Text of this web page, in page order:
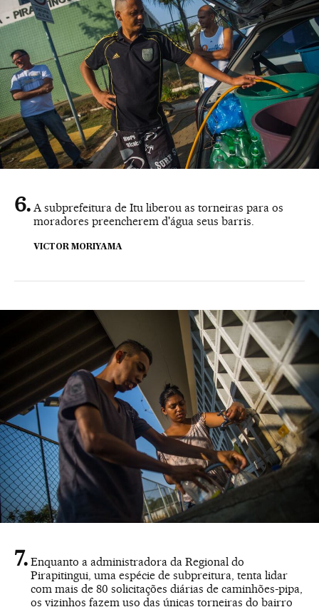
A subprefeitura de Itu liberou as torneiras para os
moradores preencherem d'água seus barris.
VICTOR MORIYAMA
Enquanto a administradora da Regional do
Pirapitingui, uma espécie de subpreitura, tenta lidar
com mais de 80 solicitações diárias de caminhões-pipa,
os vizinhos fazem uso das únicas torneiras do bairro